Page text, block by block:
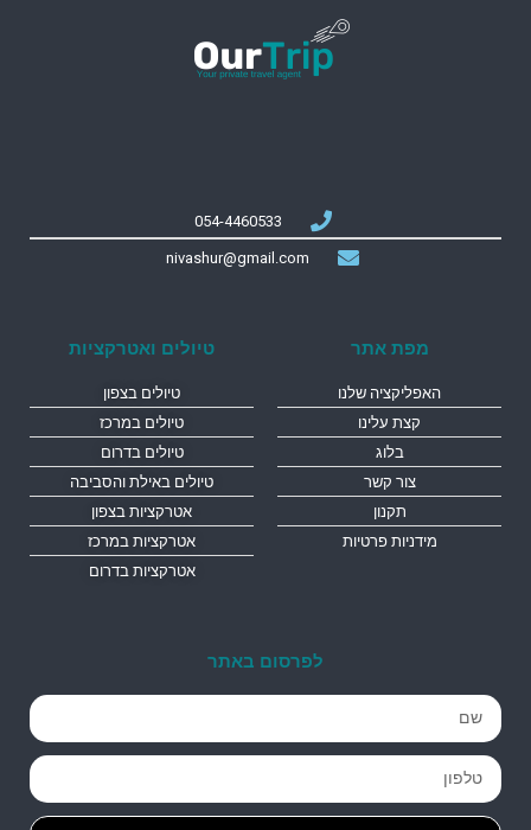
054-4460533
nivashur@gmail.com
מפת אתר
האפליקציה שלנו
קצת עלינו
בלוג
צור קשר
תקנון
מידניות פרטיות
טיולים ואטרקציות
טיולים בצפון
טיולים במרכז
טיולים בדרום
טיולים באילת והסביבה
אטרקציות בצפון
אטרקציות במרכז
אטרקציות בדרום
לפרסום באתר